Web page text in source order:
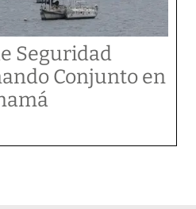
Seguridad
Conjunto en